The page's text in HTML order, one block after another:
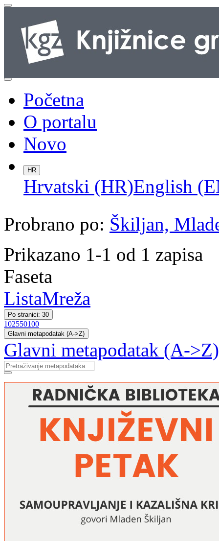
Početna
O portalu
Novo
HR
Hrvatski (HR)English
Probrano po: Škiljan,
Prikazano 1-1 od 1 zapisa
Faseta
ListaMreža
Po stranici: 30
102550100
Glavni metapodatak (A->Z)
Glavni metapodatak (A->Z)